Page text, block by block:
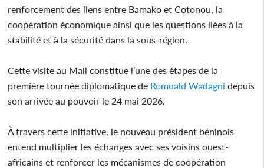
renforcement des liens entre Bamako et Cotonou, la
coopération économique ainsi que les questions liées à la
stabilité et à la sécurité dans la sous-région.
Cette visite au Mali constitue l’une des étapes de la
première tournée diplomatique de Romuald Wadagni depuis
son arrivée au pouvoir le 24 mai 2026.
À travers cette initiative, le nouveau président béninois
entend multiplier les échanges avec ses voisins ouest-
africains et renforcer les mécanismes de coopération